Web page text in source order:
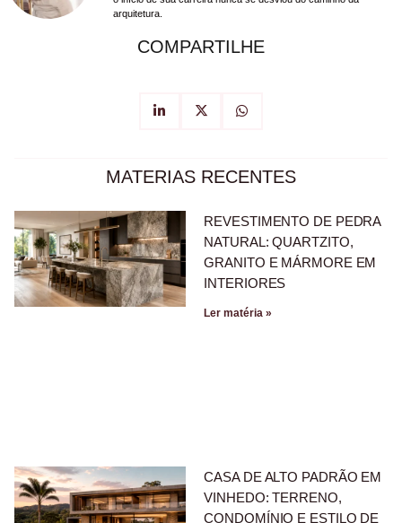
arquitetura.
COMPARTILHE
MATERIAS RECENTES
REVESTIMENTO DE PEDRA
NATURAL: QUARTZITO,
GRANITO E MÁRMORE EM
INTERIORES
Ler matéria »
CASA DE ALTO PADRÃO EM
VINHEDO: TERRENO,
CONDOMÍNIO E ESTILO DE